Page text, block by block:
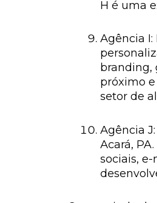
H é uma
Agência
branding,
próximo
setor de
Agência
Acará,
sociais,